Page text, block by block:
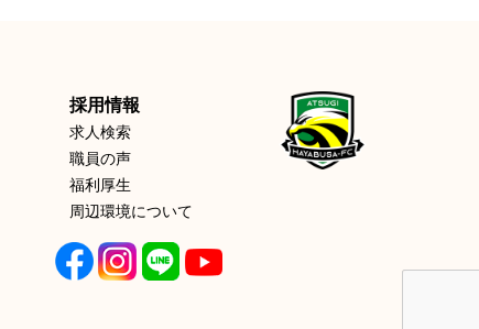
採用情報
求人検索
職員の声
福利厚生
周辺環境について